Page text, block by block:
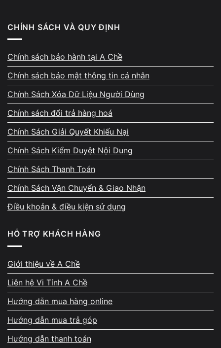
Lợi ích khi bán laptop tại đơn
vị uy tín
Bạn được báo giá minh bạch, không phát sinh
chi phí, thanh toán nhanh bằng tiền mặt hoặc
chuyển khoản và hạn chế tối đa rủi ro bị ép
giá.
Phản hồi 5★ từ khách hàng –
bằng chứng từ trải nghiệm
Mỗi ngày, A Chề tiếp nhận 10–20 máy sửa
chữa. Các đánh giá 5 sao trên Google Maps
rất đều, nhiều khách khen về kỹ thuật chuyên
sâu, cách giải thích rõ ràng, thái độ hỗ trợ
tận tâm và quy trình minh bạch. Không ít
khách từng sửa tại A Chề sau đó đã quay lại
CHÍNH SÁCH VÀ QUY ĐỊNH
Chính sách bảo hành tại A Chề
Chính sách bảo mật thông tin cá nhân
Chính Sách Xóa Dữ Liệu Người Dùng
Chính sách đổi trả hàng hoá
Chính Sách Giải Quyết Khiếu Nại
Chính Sách Kiểm Duyệt Nội Dung
Chính Sách Thanh Toán
Chính Sách Vận Chuyển & Giao Nhận
Điều khoản & điều kiện sử dụng
HỖ TRỢ KHÁCH HÀNG
Giới thiệu về A Chề
Liên hệ Vi Tính A Chề
Hướng dẫn mua hàng online
Hướng dẫn mua trả góp
Hướng dẫn thanh toán